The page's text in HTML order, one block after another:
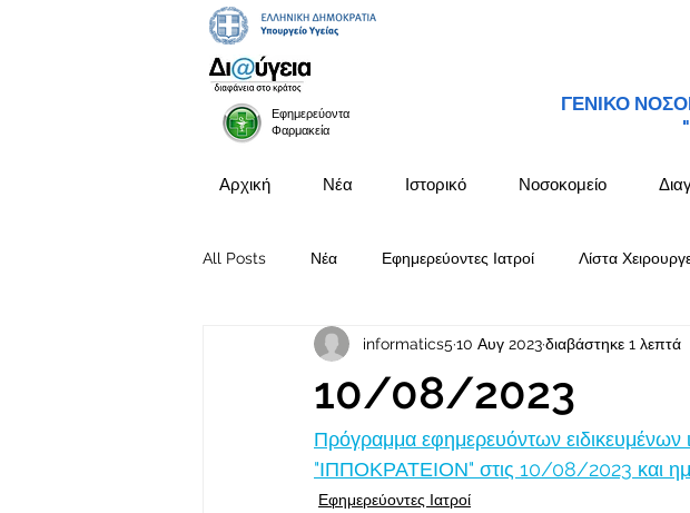
Εφημερεύοντα
Φαρμακεία
ΓΕΝΙΚΟ
Αρχική Νέα Ιστορικό Νοσοκομείο
All Posts Νέα Εφημερεύοντες Ιατροί Λίστα
Προκηρύξεις Θέσεων
10/08/2023
informatics5 10 Αυγ 2023διαβάστηκε 1 λεπτά
Πρόγραμμα εφημερευόντων
"ΙΠΠΟΚΡΑΤΕΙΟΝ" στις 10/08/2023 και
Εφημερεύοντες Ιατροί